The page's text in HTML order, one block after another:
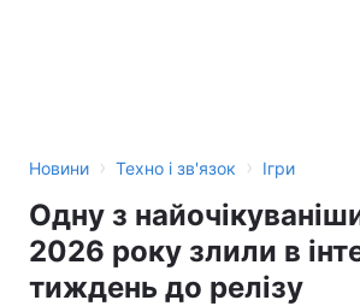
Новини › Техно і зв'язок › Ігри
Одну з
2026 року злили в
тиждень до релізу